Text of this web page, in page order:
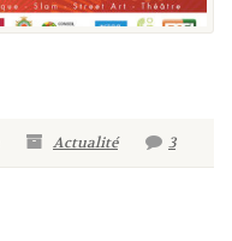
Actualité 3